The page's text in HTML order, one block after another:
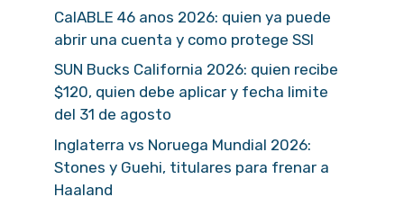
CalABLE 46 anos 2026: quien ya puede
abrir una cuenta y como protege SSI
SUN Bucks California 2026: quien recibe
$120, quien debe aplicar y fecha limite
del 31 de agosto
Inglaterra vs Noruega Mundial 2026:
Stones y Guehi, titulares para frenar a
Haaland